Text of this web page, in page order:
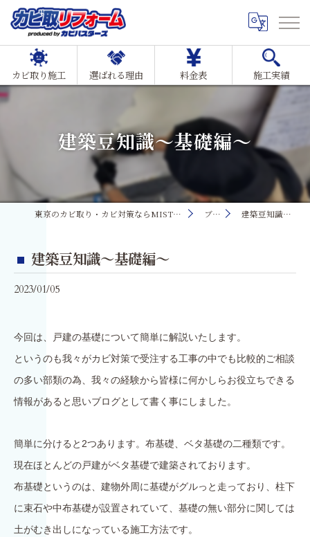
カビ取り施工 選ばれる理由 料金表 施工実績
建築豆知識～基礎編～
東京のカビ取り・カビ対策ならMIST工法®カビ取リフォーム ブログ 建築豆知識～基礎編～
建築豆知識～基礎編～
2023/01/05
今回は、戸建の基礎について簡単に解説いたします。
というのも我々がカビ対策で受注する工事の中でも比較的ご相談
の多い部類の為、我々の経験から皆様に何かしらお役立ちできる
情報があると思いブログとして書く事にしました。
簡単に分けると2つあります。布基礎、ベタ基礎の二種類です。
現在ほとんどの戸建がベタ基礎で建築されております。
布基礎というのは、建物外周に基礎がグルっと走っており、柱下
に束石や中布基礎が設置されていて、基礎の無い部分に関しては
土がむき出しになっている施工方法です。